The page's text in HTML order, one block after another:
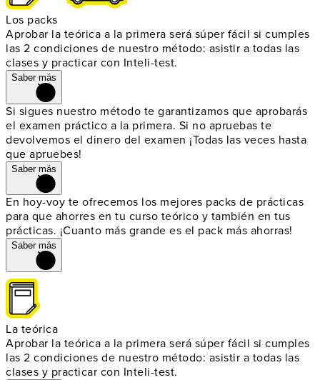
Los packs
Aprobar la teórica a la primera será súper fácil si cumples
las 2 condiciones de nuestro método: asistir a todas las
clases y practicar con Inteli-test.
Saber más
Si sigues nuestro método te garantizamos que aprobarás
el examen práctico a la primera. Si no apruebas te
devolvemos el dinero del examen ¡Todas las veces hasta
que apruebes!
Saber más
En hoy-voy te ofrecemos los mejores packs de prácticas
para que ahorres en tu curso teórico y también en tus
prácticas. ¡Cuanto más grande es el pack más ahorras!
Saber más
La teórica
Aprobar la teórica a la primera será súper fácil si cumples
las 2 condiciones de nuestro método: asistir a todas las
clases y practicar con Inteli-test.